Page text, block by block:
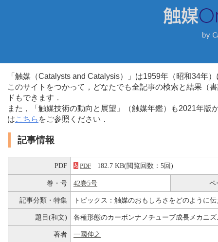
「触媒（Catalysts and Catalysis）」は1959年（昭和34年
このサイトをつかって，どなたでも全記事の検索と結果（
ドもできます．
また，「触媒技術の動向と展望」（触媒年鑑）も2021年
はこちら をご参照ください．
記事情報
PDF PDF 182.7 KB(閲覧回数：5回)
巻・号 42巻5号 ペ
記事分類・特集 トピックス：触媒のおもしろさをどのように
題目(和文) 各種形態のカーボンナノチューブ成長メカニズ
著者 一國伸之